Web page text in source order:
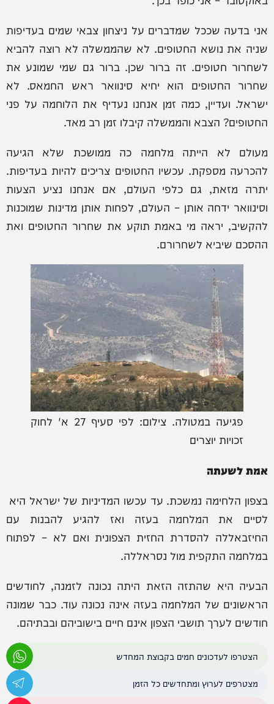
אני בדעה שככל שמדברים על ניצחון צבאי שמים בעדיפות
שניה את נושא החטופים. לא שהממשלה לא רוצה להביא
לשחרור חטופים. זה ברור שכן. ברור גם שמי שמונע את
שחרור החטופים הוא יחיא סינוואר ראש החמאס. לא
ישראל. ועדיין, כמה זמן אנחנו נעדיף את הלוחמה על פני
החטופים? הצבא והממשלה קיבלו זמן רב מאד.
מעולם לא הייתה מלחמה כה ממושכת שלא הגיעה
להכרעה מספקת. עכשיו החטופים צריכים להיות בעדיפות.
יתרה מזאת, גם כלפי העולם, אם אנחנו נציע הצעות
וסינוואר ידחה אותן – העולם, לפחות אותן מדינות שמוכנות
להקשיב, יראה מי באמת תוקע את שחרור החטופים ואת
ההסכם שיביא לשחרורם.
פגיעה במטולה. צילום: לפי סעיף 27 א' לחוק
זכויות יוצרים
אמת לשעתה
בצפון הלחימה נמשכת. עד עכשו המדיניות של ישראל היא
לסיים את המלחמה בעזה ואז להגיע להבנות עם
החיזבאללה להסדרת החזית הצפונית ואם לא – לפתוח
במלחמה התקפית מול נסראללה.
הבעיה היא שהתזה הזאת היתה נכונה לזמנה, לחודשים
הראשונים של המלחמה בעזה אינה נכונה עוד. כבר שמונה
חודשים לערך תושבי הצפון אינם חיים בישוביהם ובבתיהם.
הצטרפו לעדכונים חמים בקבוצת המחדש
מצטרפים לערוץ ומתחדשים כל הזמן